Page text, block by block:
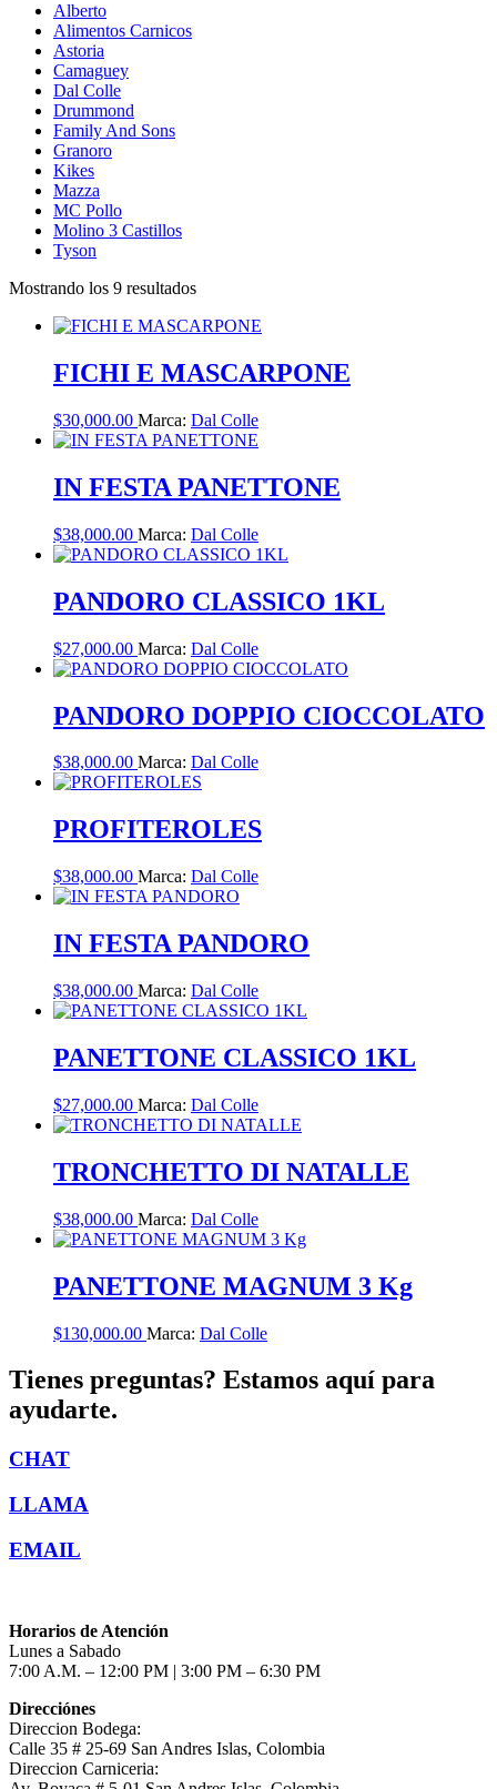
Alberto
Alimentos Carnicos
Astoria
Camaguey
Dal Colle
Drummond
Family And Sons
Granoro
Kikes
Mazza
MC Pollo
Molino 3 Castillos
Tyson
Mostrando los 9 resultados
FICHI E MASCARPONE
$30,000.00 Marca: Dal Colle
IN FESTA PANETTONE
$38,000.00 Marca: Dal Colle
PANDORO CLASSICO 1KL
$27,000.00 Marca: Dal Colle
PANDORO DOPPIO CIOCCOLATO
$38,000.00 Marca: Dal Colle
PROFITEROLES
$38,000.00 Marca: Dal Colle
IN FESTA PANDORO
$38,000.00 Marca: Dal Colle
PANETTONE CLASSICO 1KL
$27,000.00 Marca: Dal Colle
TRONCHETTO DI NATALLE
$38,000.00 Marca: Dal Colle
PANETTONE MAGNUM 3 Kg
$130,000.00 Marca: Dal Colle
Tienes preguntas? Estamos aquí para
ayudarte.
CHAT
LLAMA
EMAIL
Horarios de Atención
Lunes a Sabado
7:00 A.M. – 12:00 PM | 3:00 PM – 6:30 PM
Direcciónes
Direccion Bodega:
Calle 35 # 25-69 San Andres Islas, Colombia
Direccion Carniceria: